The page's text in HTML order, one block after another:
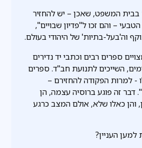
המשפט, שאכן – יש להחזיר
– והם זכו ל"פדיון שבויים",
וה'בעל-בתיות' של היהודי בעולם.
ספרים רבים וכתבי יד נדירים
השייכים לתנועת חב"ד. ספרים
- למרות הפקודה להחזירם –
דבר זה פוגע ברוסיה עצמה, הן
והן כאלו שלא, אולם המצב כרגע
למען העניין?